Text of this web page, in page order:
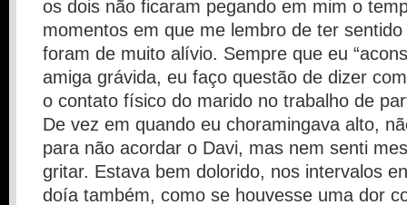
os dois não ficaram pegando em mim o
momentos em que me lembro de ter
foram de muito alívio. Sempre que eu
amiga grávida, eu faço questão de dizer
o contato físico do marido no trabalho de
De vez em quando eu choramingava alto,
para não acordar o Davi, mas nem senti
gritar. Estava bem dolorido, nos intervalos
doía também, como se houvesse uma dor